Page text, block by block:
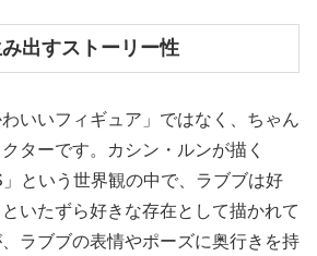
出すストーリー性
いいフィギュア」ではなく、ちゃん
ターです。カシン・ルンが描く
」という世界観の中で、ラブブは好
いたずら好きな存在として描かれて
ラブブの表情やポーズに奥行きを持